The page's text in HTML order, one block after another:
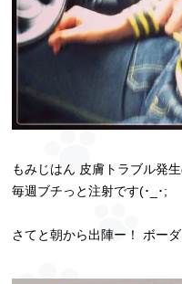
もみじはん 皮膚トラブル発
毎週ブチっと注射です(･_･;
さてと朝から出陣ー！ ボー